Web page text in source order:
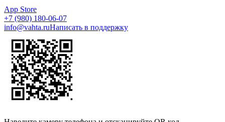
App Store
+7 (980) 180-06-07
info@vahta.ruНаписать в поддержку